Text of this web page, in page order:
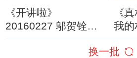
《开讲啦》
20160227 邬贺铨：
《
我的
换一批